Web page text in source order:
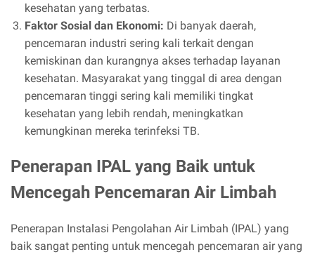
kesehatan yang terbatas.
Faktor Sosial dan Ekonomi: Di banyak daerah,
pencemaran industri sering kali terkait dengan
kemiskinan dan kurangnya akses terhadap layanan
kesehatan. Masyarakat yang tinggal di area dengan
pencemaran tinggi sering kali memiliki tingkat
kesehatan yang lebih rendah, meningkatkan
kemungkinan mereka terinfeksi TB.
Penerapan IPAL yang Baik untuk
Mencegah Pencemaran Air Limbah
Penerapan Instalasi Pengolahan Air Limbah (IPAL) yang
baik sangat penting untuk mencegah pencemaran air yang